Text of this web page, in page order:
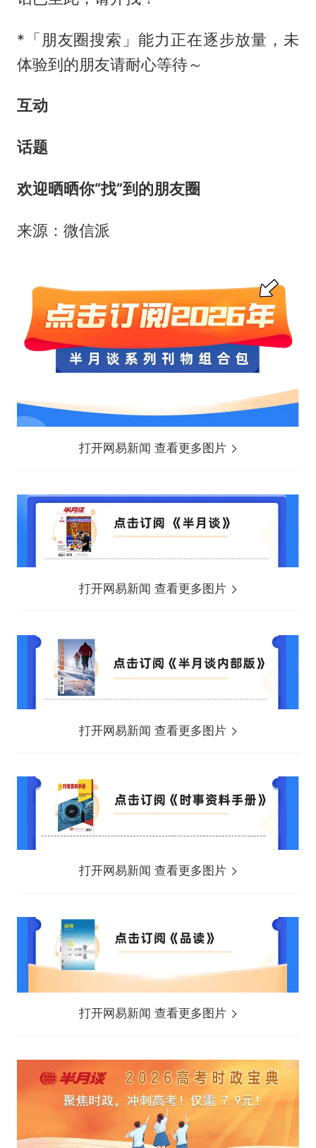
*「朋友圈搜索」能力正在逐步放量，未
体验到的朋友请耐心等待～
互动
话题
欢迎晒晒你“找”到的朋友圈
来源：微信派
打开网易新闻 查看更多图片
打开网易新闻 查看更多图片
打开网易新闻 查看更多图片
打开网易新闻 查看更多图片
打开网易新闻 查看更多图片